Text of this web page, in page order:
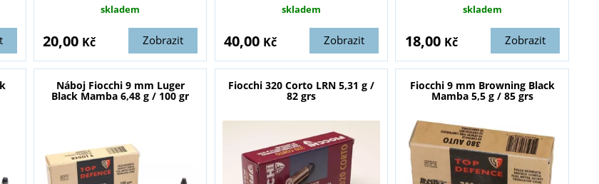
skladem
Zobrazit
20,00 Kč
skladem
Zobrazit
40,00 Kč
skladem
Zobrazit
18,00 Kč
Náboj Fiocchi 9 mm Luger
Black Mamba 6,48 g / 100 gr
Fiocchi 320 Corto LRN 5,31 g /
82 grs
Fiocchi 9 mm Browning Black
Mamba 5,5 g / 85 grs